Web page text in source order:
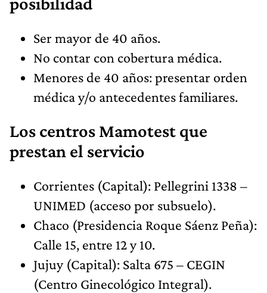
Ser mayor de 40 años.
No contar con cobertura médica.
Menores de 40 años: presentar orden
médica y/o antecedentes familiares.
Los centros Mamotest que
prestan el servicio
Corrientes (Capital): Pellegrini 1338 –
UNIMED (acceso por subsuelo).
Chaco (Presidencia Roque Sáenz Peña):
Calle 15, entre 12 y 10.
Jujuy (Capital): Salta 675 – CEGIN
(Centro Ginecológico Integral).